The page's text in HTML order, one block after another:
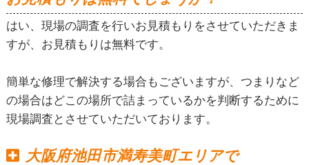
はい、現場の調査を行いお見積もりをさせていただきま
すが、お見積もりは無料です。
簡単な修理で解決する場合もございますが、つまりなど
の場合はどこの場所で詰まっているかを判断するために
現場調査とさせていただいております。
大阪府池田市満寿美町エリアで